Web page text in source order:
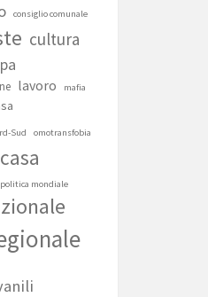
consiglio comunale
cultura
lavoro mafia
Sud omotransfobia
politica mondiale